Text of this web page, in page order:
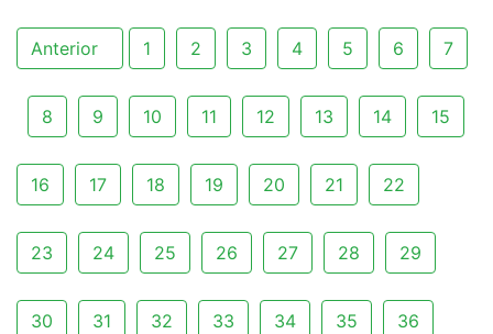
Anterior 1 2 3 4 5 6 7
8 9 10 11 12 13 14 15
16 17 18 19 20 21 22
23 24 25 26 27 28 29
30 31 32 33 34 35 36